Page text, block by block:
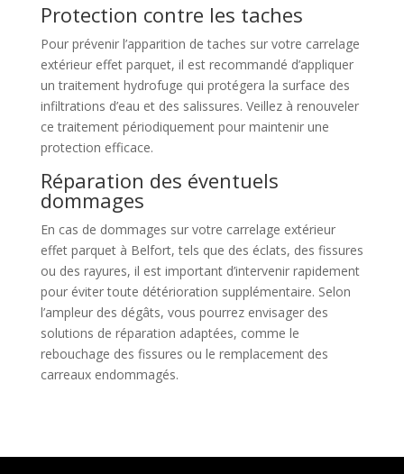
Protection contre les taches
Pour prévenir l’apparition de taches sur votre carrelage
extérieur effet parquet, il est recommandé d’appliquer
un traitement hydrofuge qui protégera la surface des
infiltrations d’eau et des salissures. Veillez à renouveler
ce traitement périodiquement pour maintenir une
protection efficace.
Réparation des éventuels
dommages
En cas de dommages sur votre carrelage extérieur
effet parquet à Belfort, tels que des éclats, des fissures
ou des rayures, il est important d’intervenir rapidement
pour éviter toute détérioration supplémentaire. Selon
l’ampleur des dégâts, vous pourrez envisager des
solutions de réparation adaptées, comme le
rebouchage des fissures ou le remplacement des
carreaux endommagés.